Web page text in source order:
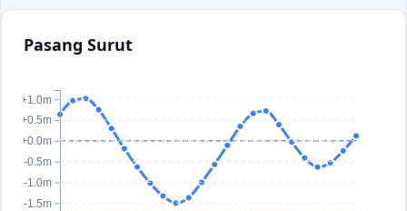
Pasang Surut
-1.5m
-1.0m
-0.5m
+0.0m
+0.5m
+1.0m